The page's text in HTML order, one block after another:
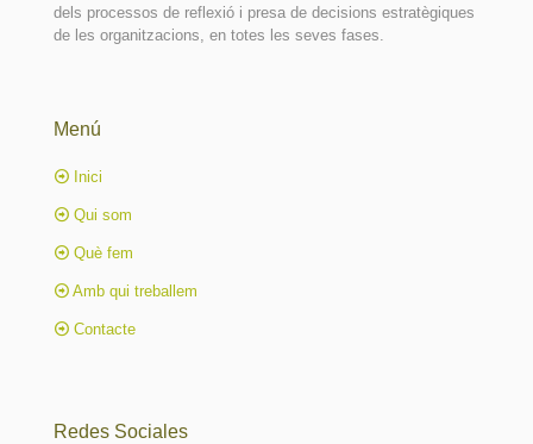
dels processos de reflexió i presa de decisions estratègiques
de les organitzacions, en totes les seves fases.
Menú
Inici
Qui som
Què fem
Amb qui treballem
Contacte
Redes Sociales